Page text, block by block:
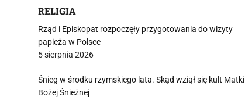
RELIGIA
Rząd i Episkopat rozpoczęły przygotowania do wizyty
papieża w Polsce
5 sierpnia 2026
Śnieg w środku rzymskiego lata. Skąd wziął się kult Matki
Bożej Śnieżnej